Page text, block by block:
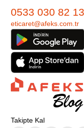
0533 030 82 13
eticaret@afeks.com.tr
Takipte Kal